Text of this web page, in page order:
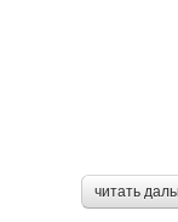
читать